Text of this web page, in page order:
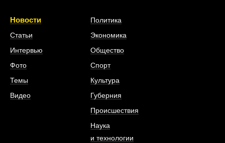
Новости
Статьи
Интервью
Фото
Темы
Видео
Политика
Экономика
Общество
Спорт
Культура
Губерния
Происшествия
Наука
и технологии